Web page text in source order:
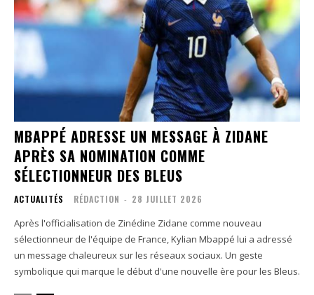
MBAPPÉ ADRESSE UN MESSAGE À ZIDANE
APRÈS SA NOMINATION COMME
SÉLECTIONNEUR DES BLEUS
ACTUALITÉS RÉDACTION - 28 JUILLET 2026
Après l'officialisation de Zinédine Zidane comme nouveau
sélectionneur de l'équipe de France, Kylian Mbappé lui a adressé
un message chaleureux sur les réseaux sociaux. Un geste
symbolique qui marque le début d'une nouvelle ère pour les Bleus.